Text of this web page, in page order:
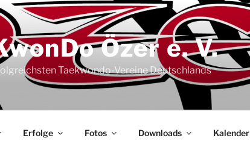
Özer e. V.
Taekwondo-Vereine Deutschlands
Erfol­ge Fotos Down­loads Kalen­der